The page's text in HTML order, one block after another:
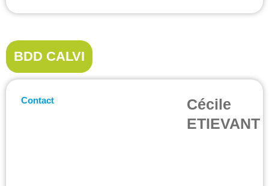
BDD CALVI
Contact
Cécile
ETIEVANT